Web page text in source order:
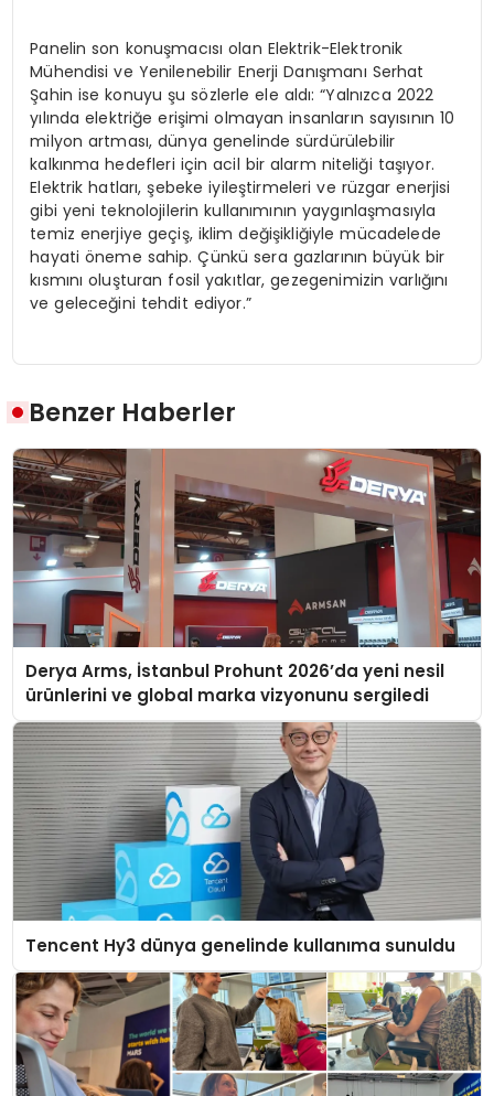
Panelin son konuşmacısı olan Elektrik-Elektronik
Mühendisi ve Yenilenebilir Enerji Danışmanı Serhat
Şahin ise konuyu şu sözlerle ele aldı: “Yalnızca 2022
yılında elektriğe erişimi olmayan insanların sayısının 10
milyon artması, dünya genelinde sürdürülebilir
kalkınma hedefleri için acil bir alarm niteliği taşıyor.
Elektrik hatları, şebeke iyileştirmeleri ve rüzgar enerjisi
gibi yeni teknolojilerin kullanımının yaygınlaşmasıyla
temiz enerjiye geçiş, iklim değişikliğiyle mücadelede
hayati öneme sahip. Çünkü sera gazlarının büyük bir
kısmını oluşturan fosil yakıtlar, gezegenimizin varlığını
ve geleceğini tehdit ediyor.”
Benzer Haberler
Derya Arms, İstanbul Prohunt 2026’da yeni nesil
ürünlerini ve global marka vizyonunu sergiledi
Tencent Hy3 dünya genelinde kullanıma sunuldu